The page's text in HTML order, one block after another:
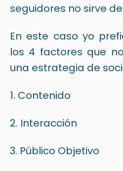
seguidores no sirve
En este caso yo
los 4 factores que
una estrategia de
1. Contenido
2. Interacción
3. Público Objetivo